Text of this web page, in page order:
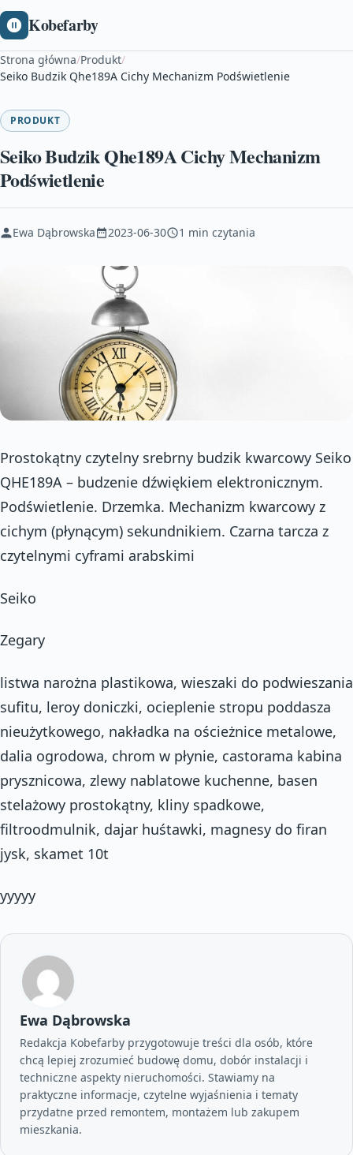
Kobefarby
Strona główna/Produkt/
Seiko Budzik Qhe189A Cichy Mechanizm Podświetlenie
PRODUKT
Seiko Budzik Qhe189A Cichy Mechanizm
Podświetlenie
Ewa Dąbrowska 2023-06-30 1 min czytania
Prostokątny czytelny srebrny budzik kwarcowy Seiko
QHE189A – budzenie dźwiękiem elektronicznym.
Podświetlenie. Drzemka. Mechanizm kwarcowy z
cichym (płynącym) sekundnikiem. Czarna tarcza z
czytelnymi cyframi arabskimi
Seiko
Zegary
listwa narożna plastikowa, wieszaki do podwieszania
sufitu, leroy doniczki, ocieplenie stropu poddasza
nieużytkowego, nakładka na ościeżnice metalowe,
dalia ogrodowa, chrom w płynie, castorama kabina
prysznicowa, zlewy nablatowe kuchenne, basen
stelażowy prostokątny, kliny spadkowe,
filtroodmulnik, dajar huśtawki, magnesy do firan
jysk, skamet 10t
yyyyy
Ewa Dąbrowska
Redakcja Kobefarby przygotowuje treści dla osób, które
chcą lepiej zrozumieć budowę domu, dobór instalacji i
techniczne aspekty nieruchomości. Stawiamy na
praktyczne informacje, czytelne wyjaśnienia i tematy
przydatne przed remontem, montażem lub zakupem
mieszkania.